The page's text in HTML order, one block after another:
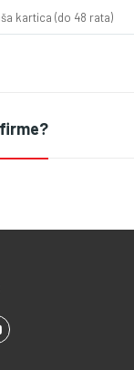
kartica (do 48 rata)